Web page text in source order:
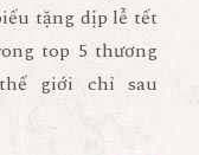
tặng dịp lễ tết
top 5 thương
giới chỉ sau